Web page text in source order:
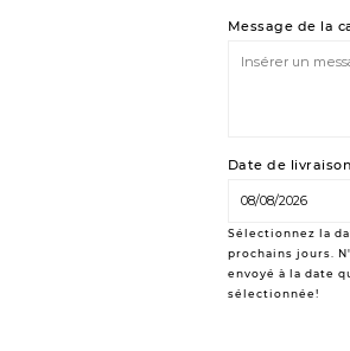
Message de la
Date de
Sélectionnez la
prochains jours.
envoyé à la date
sélectionnée!